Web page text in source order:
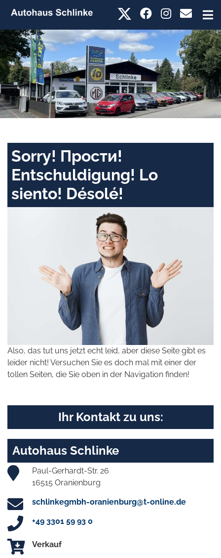
Sorry! Прости!
Entschuldigung! Lo
siento! Désolé!
Also, das tut uns jetzt echt leid, aber diese Seite gibt es
leider nicht! Versuchen Sie es doch mal mit einer der
tollen Seiten, die Sie oben in der Navigation finden!
Ihr Kontakt zu uns:
Autohaus Schlinke
Paul-Gerhardt-Str. 26
16515 Oranienburg
schlinkegmbh-oranienburg@t-online.de
+49 3301 59 93 0
Verkauf